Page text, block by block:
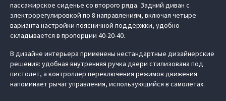
пассажирское сиденье со второго ряда. Задний диван с
электрорегулировкой по 8 направлениям, включая четыре
варианта настройки поясничной поддержки, удобно
складывается в пропорции 40-20-40.
В дизайне интерьера применены нестандартные дизайнерские
решения: удобная внутренняя ручка двери стилизована под
пистолет, а контроллер переключения режимов движения
напоминает рычаг управления, использующийся в самолетах.